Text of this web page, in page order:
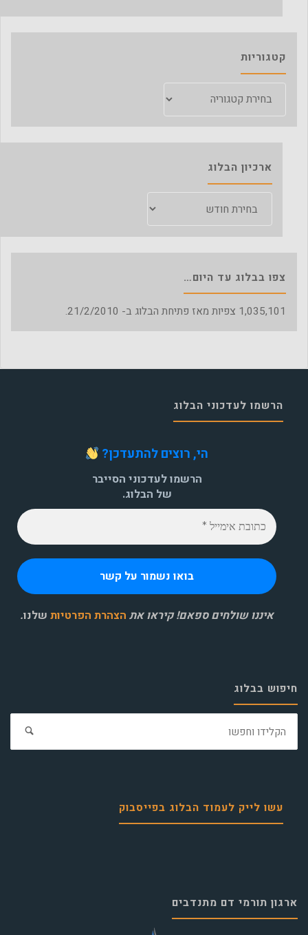
קטגוריות
ארכיון הבלוג
צפו בבלוג עד היום…
1,035,101 צפיות מאז פתיחת הבלוג ב- 21/2/2010.
הרשמו לעדכוני הבלוג
הי, רוצים להתעדכן?
הרשמו לעדכוני הסייבר
של הבלוג.
איננו שולחים ספאם! קיראו את הצהרת הפרטיות שלנו.
חיפוש בבלוג
עשו לייק לעמוד הבלוג בפייסבוק
ארגון תורמי דם מתנדבים